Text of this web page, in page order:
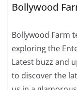
Bollywood
Bollywood Farm
exploring the
Latest buzz and
to discover the